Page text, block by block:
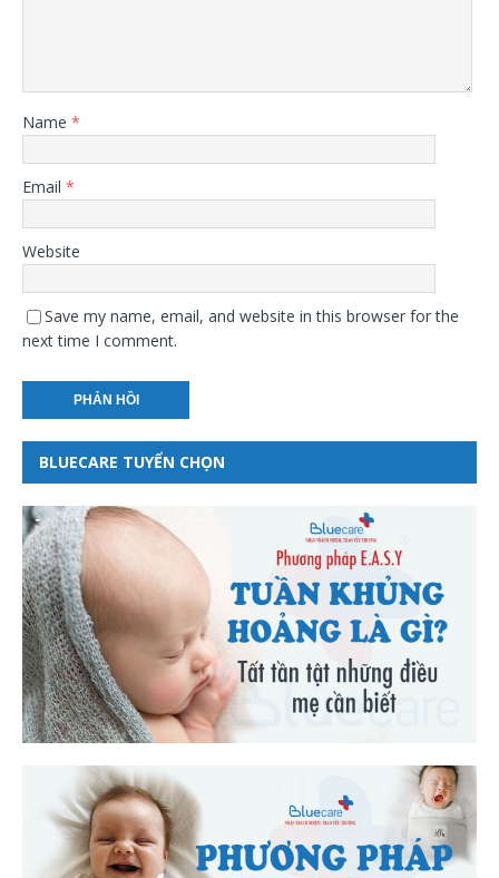
Name *
Email *
Website
Save my name, email, and website in this browser for the
next time I comment.
BLUECARE TUYỂN CHỌN